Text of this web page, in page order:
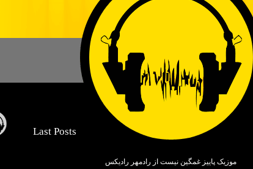
Last Posts
موزیک پاییز غمگین نیست از رادمهر رادیکس